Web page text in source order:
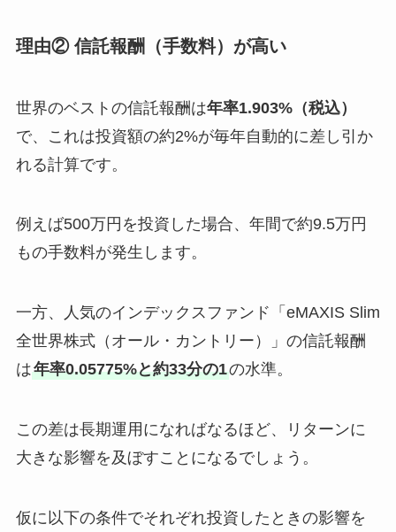
理由② 信託報酬（手数料）が高い
世界のベストの信託報酬は年率1.903%（税込）
で、これは投資額の約2%が毎年自動的に差し引か
れる計算です。
例えば500万円を投資した場合、年間で約9.5万円
もの手数料が発生します。
一方、人気のインデックスファンド「eMAXIS Slim
全世界株式（オール・カントリー）」の信託報酬
は年率0.05775%と約33分の1の水準。
この差は長期運用になればなるほど、リターンに
大きな影響を及ぼすことになるでしょう。
仮に以下の条件でそれぞれ投資したときの影響を